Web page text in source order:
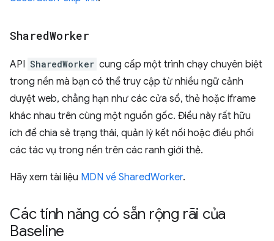
SharedWorker
API SharedWorker cung cấp một trình chạy chuyên biệt
trong nền mà bạn có thể truy cập từ nhiều ngữ cảnh
duyệt web, chẳng hạn như các cửa sổ, thẻ hoặc iframe
khác nhau trên cùng một nguồn gốc. Điều này rất hữu
ích để chia sẻ trạng thái, quản lý kết nối hoặc điều phối
các tác vụ trong nền trên các ranh giới thẻ.
Hãy xem tài liệu MDN về SharedWorker.
Các tính năng có sẵn rộng rãi của
Baseline